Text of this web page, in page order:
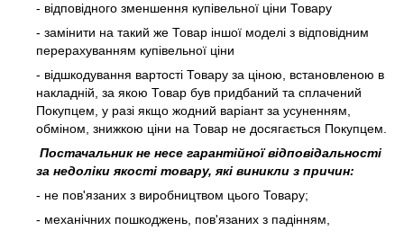
- відповідного зменшення купівельної ціни Товару
- замінити на такий же Товар іншої моделі з відповідним
перерахуванням купівельної ціни
- відшкодування вартості Товару за ціною, встановленою в
накладній, за якою Товар був придбаний та сплачений
Покупцем, у разі якщо жодний варіант за усуненням,
обміном, знижкою ціни на Товар не досягається Покупцем.
Постачальник не несе гарантійної відповідальності
за недоліки якості товару, які виникли з причин:
- не пов'язаних з виробництвом цього Товару;
- механічних пошкоджень, пов'язаних з падінням,